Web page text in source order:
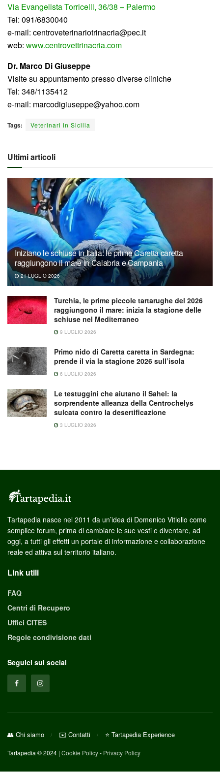
Via Evangelista Torricelli, 36/38 – Palermo
Tel: 091/6830040
e-mail: centroveterinariotrinacria@pec.it
web: www.centrovettrinacria.com
Dr. Marco Di Giuseppe
Visite su appuntamento presso diverse cliniche
Tel: 348/1135412
e-mail: marcodigiuseppe@yahoo.com
Tags: Veterinari in Sicilia
Ultimi articoli
Iniziano le schiuse in Italia: le prime Caretta caretta
raggiungono il mare in Calabria e Campania
21 LUGLIO 2026
Turchia, le prime piccole tartarughe del 2026
raggiungono il mare: inizia la stagione delle
schiuse nel Mediterraneo
9 LUGLIO 2026
Primo nido di Caretta caretta in Sardegna:
prende il via la stagione 2026 sull’isola
6 LUGLIO 2026
Le testuggini che aiutano il Sahel: la
sorprendente alleanza della Centrochelys
sulcata contro la desertificazione
3 LUGLIO 2026
Tartapedia nasce nel 2011 da un’idea di Domenico Vitiello come
semplice forum, prima di cambiare le sue vesti e diventare, ad
oggi, a tutti gli effetti un portale di informazione e collaborazione
reale ed attiva sul territorio italiano.
Link utili
FAQ
Centri di Recupero
Uffici CITES
Regole condivisione dati
Seguici sui social
👥 Chi siamo ✉️ Contatti ⭐ Tartapedia Experience
Tartapedia © 2024 | Cookie Policy- Privacy Policy